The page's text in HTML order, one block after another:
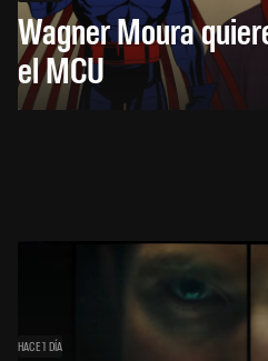
Wagner Moura
el MCU
HACE 1 DÍA